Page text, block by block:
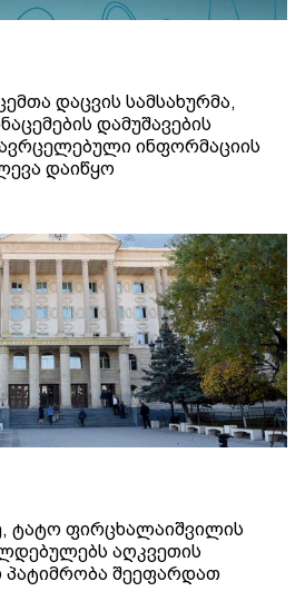
დაცვის სამსახურმა,
დამუშავების
ინფორმაციის
დაიწყო
ტატო ფირცხალაიშვილის
აღკვეთის
პატიმრობა შეეფარდათ